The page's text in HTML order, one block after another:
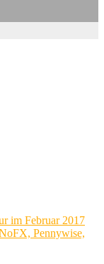
im Februar 2017
Pennywise,